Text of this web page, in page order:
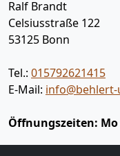
Ralf Brandt
Celsiusstraße 122
53125 Bonn
Tel.: 015792621415
E-Mail:
Öffnungszeiten: Mo